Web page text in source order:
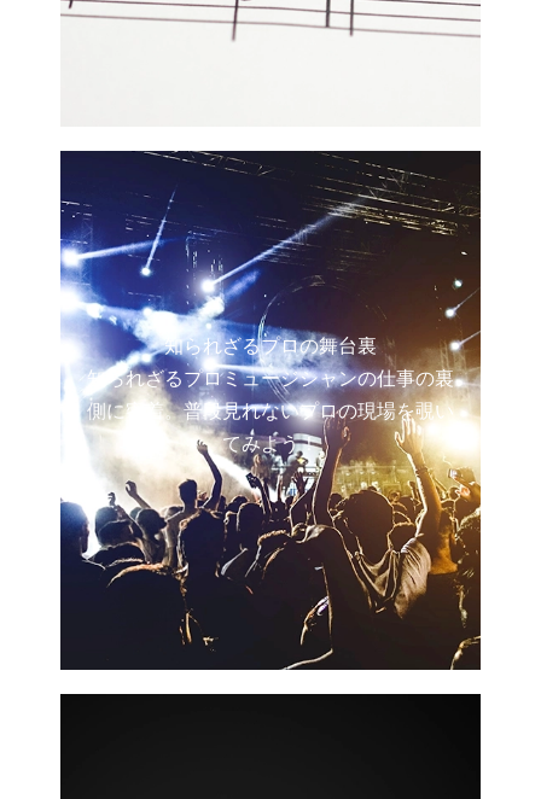
知られざるプロの舞台裏
知られざるプロミュージシャンの仕事の裏
側に密着。普段見れないプロの現場を覗い
てみよう！